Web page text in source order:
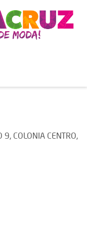
9, COLONIA CENTRO,